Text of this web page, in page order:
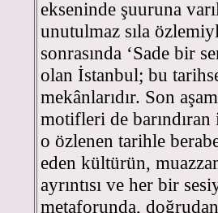
ekseninde şuuruna
unutulmaz sıla
sonrasında ‘Sade bir
olan İstanbul; bu
mekânlarıdır. Son
motifleri de
o özlenen tarihle
eden kültürün,
ayrıntısı ve her bir
metaforunda,